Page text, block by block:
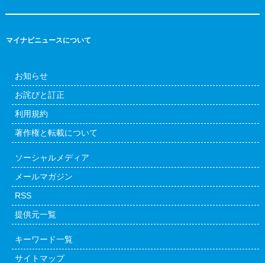
マイナビニュースについて
お知らせ
お詫びと訂正
利用規約
著作権と転載について
ソーシャルメディア
メールマガジン
RSS
提供元一覧
キーワード一覧
サイトマップ